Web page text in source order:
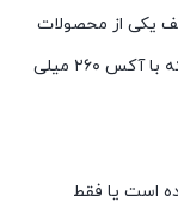
یکی از محصولات
با کیفیت شرکت چینی بهداشتی مروارید است که با آکس ۲۶۰ میلی
است یا فقط